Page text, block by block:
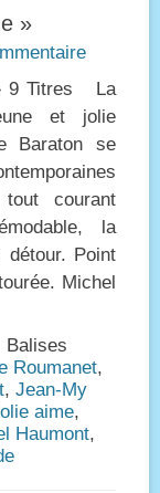
»
9 Titres La
et jolie
Baraton se
courant
la
Point
Michel
Balises
Roumanet,
, Jean-My
aime,
Haumont,